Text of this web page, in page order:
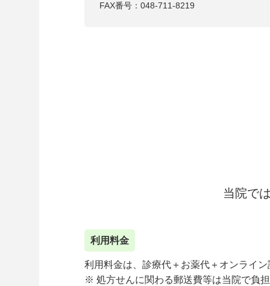
FAX番号：048-711-8219
当院で
利用料金
利用料金は、診療代＋お薬代＋オンライ
※ 処方せんに関わる郵送費等は当院で負